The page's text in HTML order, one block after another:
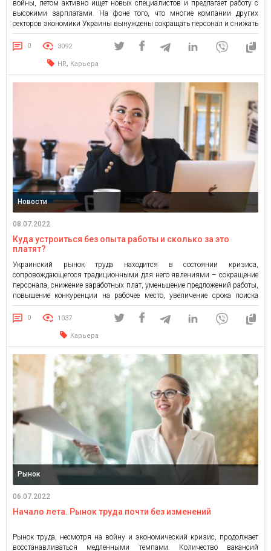
войны, летом активно ищет новых специалистов и предлагает работу с
высокими зарплатами. На фоне того, что многие компании других
секторов экономики Украины вынуждены сокращать персонал и снижать
зарплаты, ИТ-сфера все больше привлекает соискателей. Существует
стереотип, что IT-сфера – это исключительно сфера технических
специальностей. […]
0 3092
HR, Карьера
Новости
08.07.2022
Куда устроиться без опыта работы и сколько за это
платят?
Украинский рынок труда находится в состоянии кризиса,
сопровождающегося традиционными для него явлениями – сокращение
персонала, снижение заработных плат, уменьшение предложений работы,
повышение конкуренции на рабочее место, увеличение срока поиска
работы. По подсчетам Международной организации труда, с началом
войны в Украине было потеряно около 4,8 миллиона рабочих мест.
Многие украинцы сталкиваются с проблемой трудоустройства по
специальности, […]
0 1037
Карьера
Рынок
06.07.2022
Начало лета. Рынок труда почти без изменений
Рынок труда, несмотря на войну и экономический кризис, продолжает
восстанавливаться медленными темпами. Количество вакансий